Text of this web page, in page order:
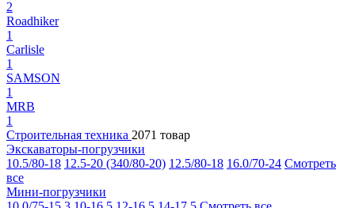
2
Roadhiker
1
Carlisle
1
SAMSON
1
MRB
1
Строительная техника 2071 товар
Экскаваторы-погрузчики
10.5/80-18 12.5-20 (340/80-20) 12.5/80-18 16.0/70-24 Смотреть
все
Мини-погрузчики